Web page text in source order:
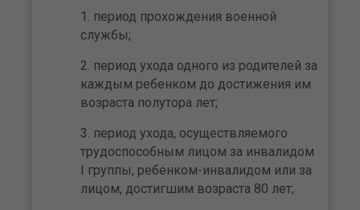
период прохождения военной
службы;
период ухода одного из родителей за
каждым ребенком до достижения им
возраста полутора лет;
период ухода, осуществляемого
трудоспособным лицом за инвалидом
I группы, ребенком-инвалидом или за
лицом, достигшим возраста 80 лет;